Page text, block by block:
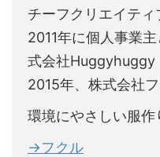
チーフクリエイティ
2011年に個人事業
式会社Huggyhuggy
2015年、株式会社フ
環境にやさしい服作
→フクル